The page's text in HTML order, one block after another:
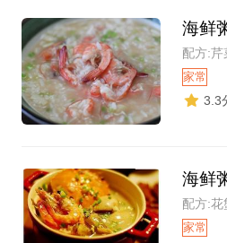
海鲜
配方:芹
家常
3.3
海鲜
配方:花
家常